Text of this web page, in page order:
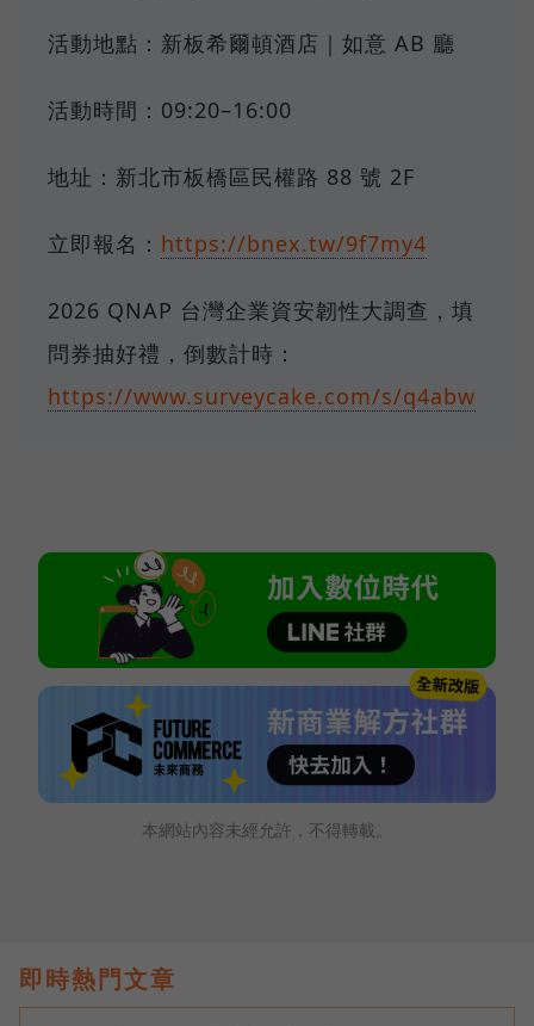
活動地點：新板希爾頓酒店｜如意 AB 廳
活動時間：09:20–16:00
地址：新北市板橋區民權路 88 號 2F
立即報名： https://bnex.tw/9f7my4
2026 QNAP 台灣企業資安韌性大調查，填
問券抽好禮，倒數計時：
https://www.surveycake.com/s/q4abw
本網站內容未經允許，不得轉載。
即時熱門文章